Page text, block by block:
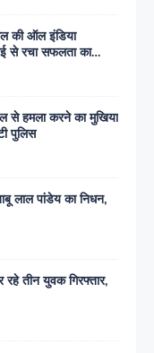
की ऑल इंडिया
से रचा सफलता का
से हमला करने का मुखिया
पुलिस
लाल पांडेय का निधन,
रहे तीन युवक गिरफ्तार,